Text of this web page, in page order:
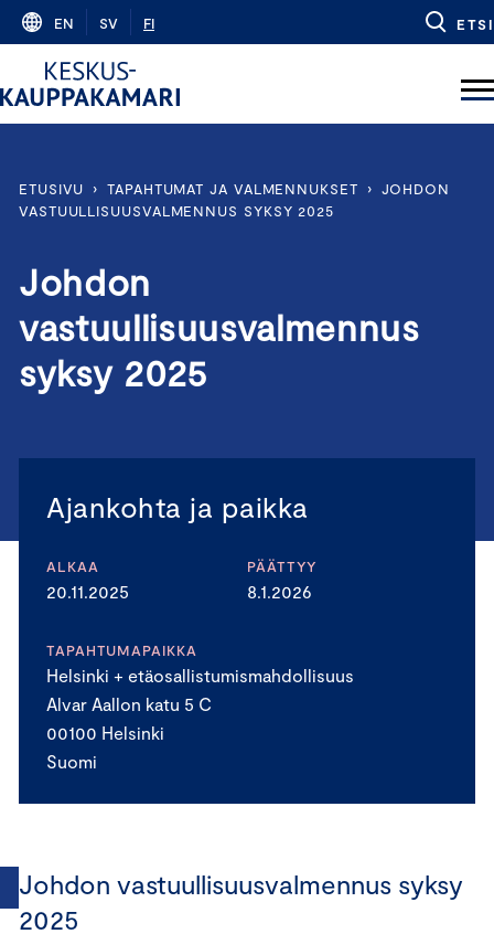
Skip
content
EN SV FI ETSI
ETUSIVU › TAPAHTUMAT JA VALMENNUKSET › JOHDON
VASTUULLISUUSVALMENNUS SYKSY 2025
Johdon
vastuullisuusvalmennus
syksy 2025
Ajankohta ja paikka
ALKAA
20.11.2025
PÄÄTTYY
8.1.2026
TAPAHTUMAPAIKKA
Helsinki + etäosallistumismahdollisuus
Alvar Aallon katu 5 C
00100 Helsinki
Suomi
Johdon vastuullisuusvalmennus syksy
2025